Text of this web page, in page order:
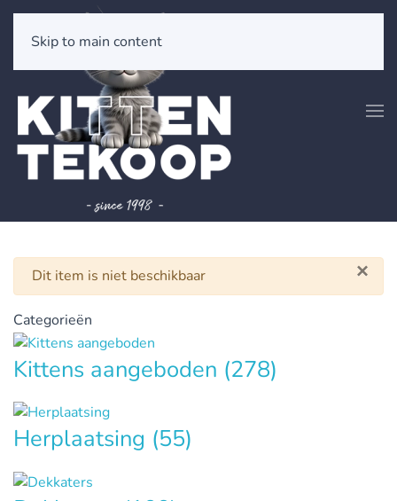
Skip to main content
×
Waarschuwing
Dit item is niet beschikbaar
Categorieën
Kittens aangeboden (278)
Herplaatsing (55)